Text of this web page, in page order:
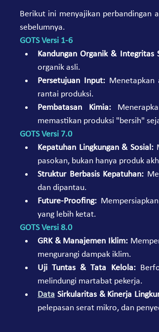
Berikut ini menyajikan perbandingan
sebelumnya.
GOTS Versi 1-6
Kandungan Organik & Integritas
organik asli.
Persetujuan Input: Menetapkan
rantai produksi.
Pembatasan Kimia:
memastikan produksi "bersih"
GOTS Versi 7.0
Kepatuhan Lingkungan & Sosial:
pasokan, bukan hanya produk
Struktur Berbasis Kepatuhan:
dan dipantau.
Future-Proofing:
yang lebih ketat.
GOTS Versi 8.0
GRK & Manajemen Iklim:
mengurangi dampak iklim.
Uji Tuntas & Tata Kelola:
melindungi martabat pekerja.
Data Sirkularitas & Kinerja
pelepasan serat mikro, dan